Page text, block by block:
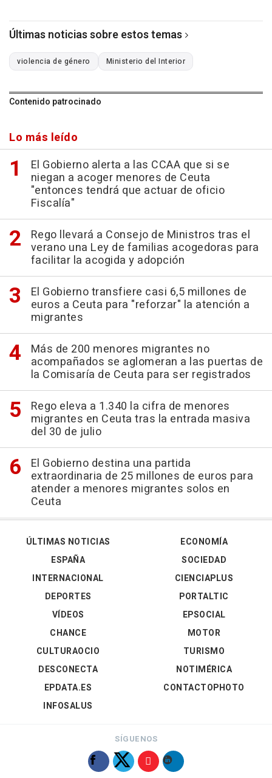
Últimas noticias sobre estos temas
violencia de género Ministerio del Interior
Contenido patrocinado
Lo más leído
El Gobierno alerta a las CCAA que si se
niegan a acoger menores de Ceuta
"entonces tendrá que actuar de oficio
Fiscalía"
Rego llevará a Consejo de Ministros tras el
verano una Ley de familias acogedoras para
facilitar la acogida y adopción
El Gobierno transfiere casi 6,5 millones de
euros a Ceuta para "reforzar" la atención a
migrantes
Más de 200 menores migrantes no
acompañados se aglomeran a las puertas de
la Comisaría de Ceuta para ser registrados
Rego eleva a 1.340 la cifra de menores
migrantes en Ceuta tras la entrada masiva
del 30 de julio
El Gobierno destina una partida
extraordinaria de 25 millones de euros para
atender a menores migrantes solos en
Ceuta
ÚLTIMAS NOTICIAS
ESPAÑA
INTERNACIONAL
DEPORTES
VÍDEOS
ECONOMÍA
SOCIEDAD
CIENCIAPLUS
PORTALTIC
EPSOCIAL
CHANCE
CULTURAOCIO
DESCONECTA
EPDATA.ES
INFOSALUS
MOTOR
TURISMO
NOTIMÉRICA
CONTACTOPHOTO
SÍGUENOS